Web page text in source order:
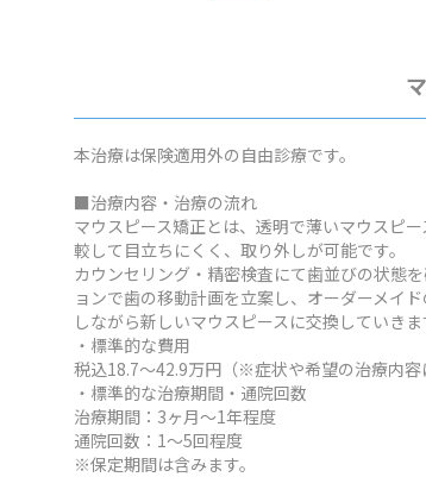
本治療は保険適用外の自由診療です。
■治療内容・治療の流れ
マウスピース矯正とは、透明で薄いマウスピ
較して目立ちにくく、取り外しが可能です。
カウンセリング・精密検査にて歯並びの状態
ョンで歯の移動計画を立案し、オーダーメイ
しながら新しいマウスピースに交換していき
・標準的な費用
税込18.7～42.9万円（※症状や希望の治療内容
・標準的な治療期間・通院回数
治療期間：3ヶ月～1年程度
通院回数：1～5回程度
※保定期間は含みます。